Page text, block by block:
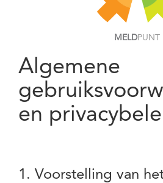
MELDPUNT
Algemene
en
1. Voorstelling van